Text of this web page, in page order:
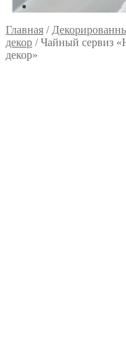
Главная /
декор /Чайный сервиз
декор»